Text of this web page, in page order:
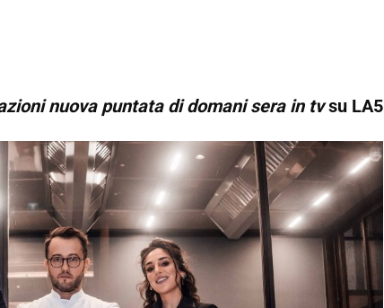
nuova puntata di domani sera in tvsu LA5